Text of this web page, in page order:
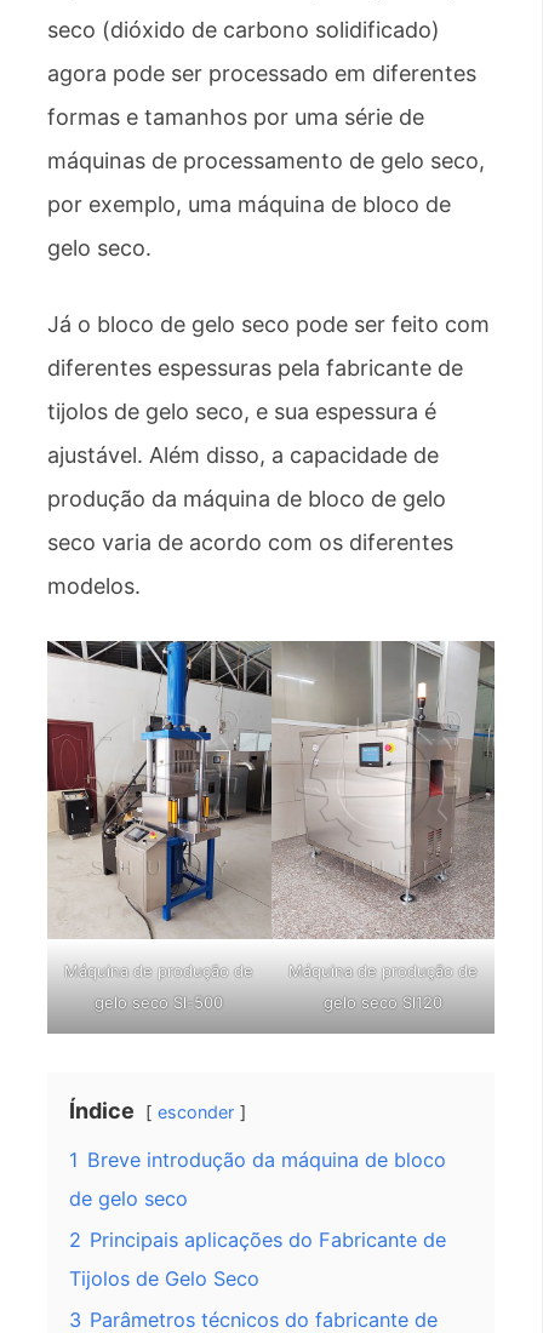
seco (dióxido de carbono solidificado)
agora pode ser processado em diferentes
formas e tamanhos por uma série de
máquinas de processamento de gelo seco,
por exemplo, uma máquina de bloco de
gelo seco.
Já o bloco de gelo seco pode ser feito com
diferentes espessuras pela fabricante de
tijolos de gelo seco, e sua espessura é
ajustável. Além disso, a capacidade de
produção da máquina de bloco de gelo
seco varia de acordo com os diferentes
modelos.
Máquina de produção de
gelo seco Sl-500
Máquina de produção de
gelo seco Sl120
Índice esconder
1 Breve introdução da máquina de bloco
de gelo seco
2 Principais aplicações do Fabricante de
Tijolos de Gelo Seco
3 Parâmetros técnicos do fabricante de